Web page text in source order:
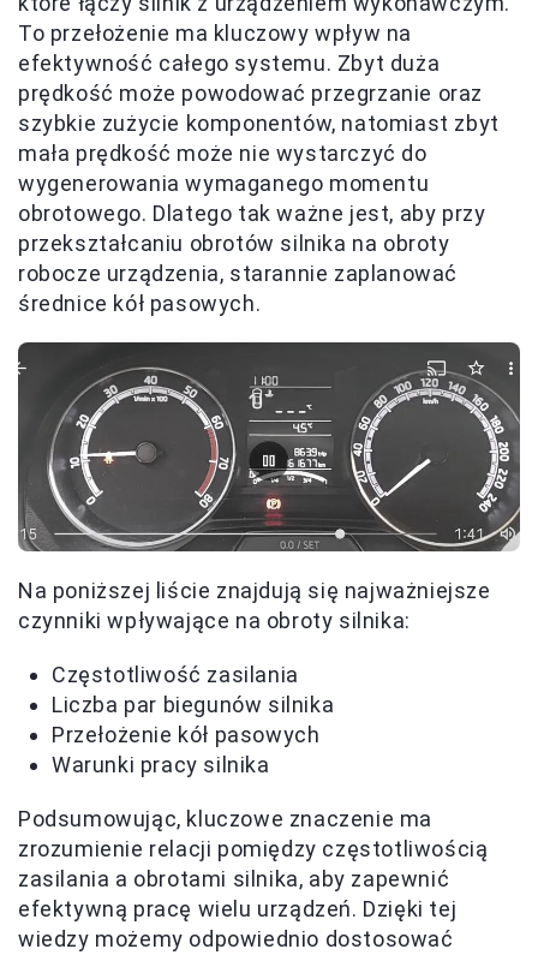
To przełożenie ma kluczowy wpływ na
efektywność całego systemu. Zbyt duża
prędkość może powodować przegrzanie oraz
szybkie zużycie komponentów, natomiast zbyt
mała prędkość może nie wystarczyć do
wygenerowania wymaganego momentu
obrotowego. Dlatego tak ważne jest, aby przy
przekształcaniu obrotów silnika na obroty
robocze urządzenia, starannie zaplanować
średnice kół pasowych.
Na poniższej liście znajdują się najważniejsze
czynniki wpływające na obroty silnika:
Częstotliwość zasilania
Liczba par biegunów silnika
Przełożenie kół pasowych
Warunki pracy silnika
Podsumowując, kluczowe znaczenie ma
zrozumienie relacji pomiędzy częstotliwością
zasilania a obrotami silnika, aby zapewnić
efektywną pracę wielu urządzeń. Dzięki tej
wiedzy możemy odpowiednio dostosować